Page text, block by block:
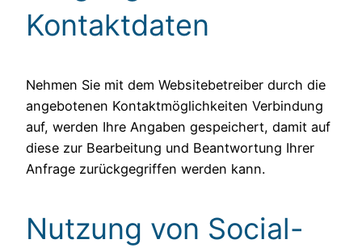
Kontaktdaten
Nehmen Sie mit dem Websitebetreiber durch die
angebotenen Kontaktmöglichkeiten Verbindung
auf, werden Ihre Angaben gespeichert, damit auf
diese zur Bearbeitung und Beantwortung Ihrer
Anfrage zurückgegriffen werden kann.
Nutzung von Social-